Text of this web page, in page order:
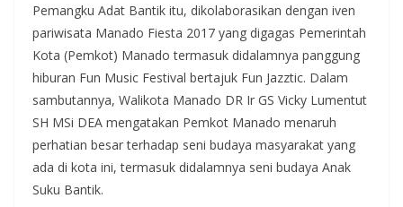
Pemangku Adat Bantik itu, dikolaborasikan dengan iven
pariwisata Manado Fiesta 2017 yang digagas Pemerintah
Kota (Pemkot) Manado termasuk didalamnya panggung
hiburan Fun Music Festival bertajuk Fun Jazztic. Dalam
sambutannya, Walikota Manado DR Ir GS Vicky Lumentut
SH MSi DEA mengatakan Pemkot Manado menaruh
perhatian besar terhadap seni budaya masyarakat yang
ada di kota ini, termasuk didalamnya seni budaya Anak
Suku Bantik.